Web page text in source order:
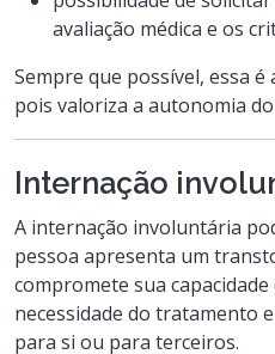
avaliação médica e os
Sempre que possível, essa
pois valoriza a autonomia
Internação
A internação involuntária
pessoa apresenta um
compromete sua
necessidade do tratamento
para si ou para terceiros.